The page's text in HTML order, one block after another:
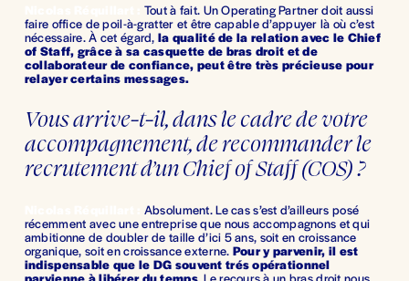
Tout à fait. Un Operating Partner doit aussi
faire office de poil-à-gratter et être capable d’appuyer là où c’est
nécessaire. À cet égard, la qualité de la relation avec le Chief
of Staff, grâce à sa casquette de bras droit et de
collaborateur de confiance, peut être très précieuse pour
relayer certains messages.
Vous arrive-t-il, dans le cadre de votre
accompagnement, de recommander le
recrutement d’un Chief of Staff (COS) ?
Absolument. Le cas s’est d’ailleurs posé
récemment avec une entreprise que nous accompagnons et qui
ambitionne de doubler de taille d’ici 5 ans, soit en croissance
organique, soit en croissance externe. Pour y parvenir, il est
indispensable que le DG souvent trés opérationnel